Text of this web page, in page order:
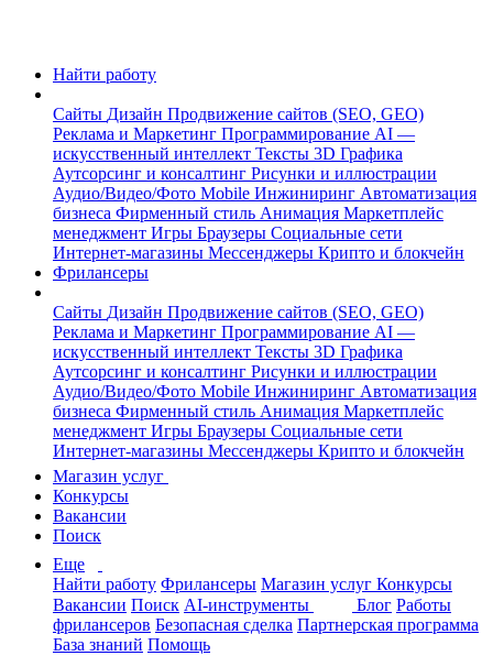
Найти работу
Сайты Дизайн Продвижение сайтов (SEO, GEO)
Реклама и Маркетинг Программирование AI —
искусственный интеллект Тексты 3D Графика
Аутсорсинг и консалтинг Рисунки и иллюстрации
Аудио/Видео/Фото Mobile Инжиниринг Автоматизация
бизнеса Фирменный стиль Анимация Маркетплейс
менеджмент Игры Браузеры Социальные сети
Интернет-магазины Мессенджеры Крипто и блокчейн
Фрилансеры
Сайты Дизайн Продвижение сайтов (SEO, GEO)
Реклама и Маркетинг Программирование AI —
искусственный интеллект Тексты 3D Графика
Аутсорсинг и консалтинг Рисунки и иллюстрации
Аудио/Видео/Фото Mobile Инжиниринг Автоматизация
бизнеса Фирменный стиль Анимация Маркетплейс
менеджмент Игры Браузеры Социальные сети
Интернет-магазины Мессенджеры Крипто и блокчейн
Магазин услуг
Конкурсы
Вакансии
Поиск
Еще
Найти работу Фрилансеры Магазин услуг Конкурсы
Вакансии Поиск AI-инструменты Блог Работы
фрилансеров Безопасная сделка Партнерская программа
База знаний Помощь